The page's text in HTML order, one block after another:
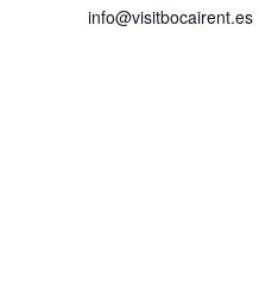
info@visitbocairent.es